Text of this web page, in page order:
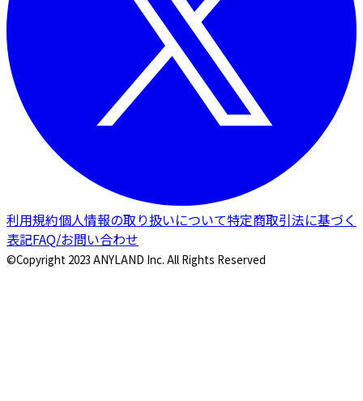
利用規約個人情報の取り扱いについて特定商取引法に基づく
表記FAQ/お問い合わせ
©Copyright 2023 ANYLAND Inc. All Rights Reserved